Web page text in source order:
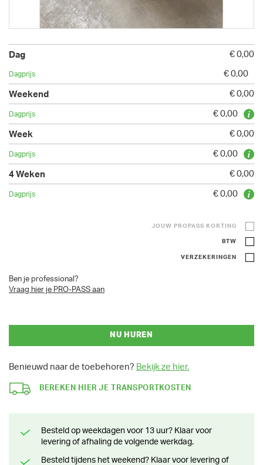
€ 0,00
€ 0,00
€ 0,00
€ 0,00
€ 0,00
€ 0,00
€ 0,00
€ 0,00
JOUW PROPASS KORTING
BTW
VERZEKERINGEN
Ben je professional?
Vraag hier je PRO-PASS aan
NU HUREN
Benieuwd naar de toebehoren? Bekijk ze hier.
BEREKEN HIER JE TRANSPORTKOSTEN
Besteld op weekdagen voor 13 uur? Klaar voor
levering of afhaling de volgende werkdag.
Besteld tijdens het weekend? Klaar voor levering of